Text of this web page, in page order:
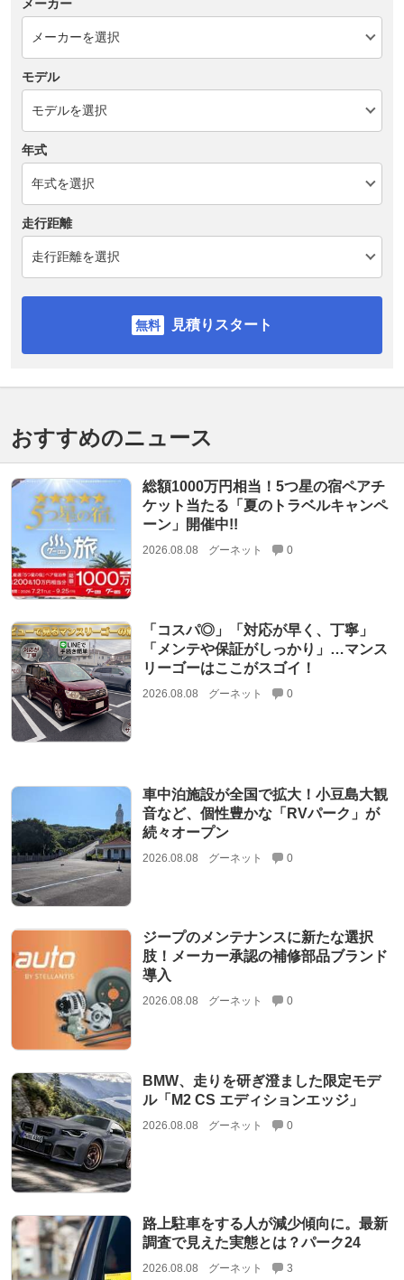
メーカー
モデル
年式
走行距離
見積りスタート
おすすめのニュース
総額1000万円相当！5つ星の宿ペアチ
ケット当たる「夏のトラベルキャンペ
ーン」開催中!!
2026.08.08 グーネット 0
「コスパ◎」「対応が早く、丁寧」
「メンテや保証がしっかり」…マンス
リーゴーはここがスゴイ！
2026.08.08 グーネット 0
車中泊施設が全国で拡大！小豆島大観
音など、個性豊かな「RVパーク」が
続々オープン
2026.08.08 グーネット 0
ジープのメンテナンスに新たな選択
肢！メーカー承認の補修部品ブランド
導入
2026.08.08 グーネット 0
BMW、走りを研ぎ澄ました限定モデ
ル「M2 CS エディションエッジ」
2026.08.08 グーネット 0
路上駐車をする人が減少傾向に。最新
調査で見えた実態とは？パーク24
2026.08.08 グーネット 3